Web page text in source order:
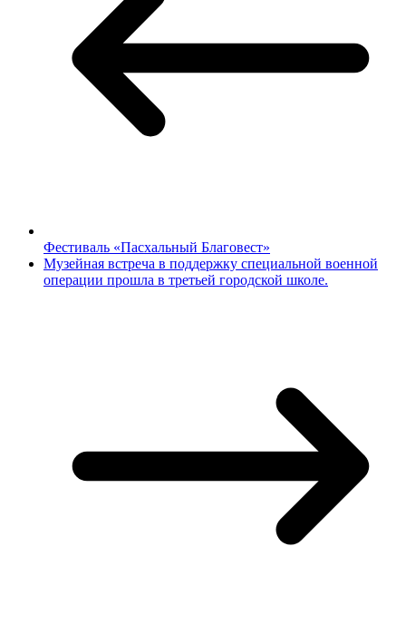
Фестиваль «Пасхальный Благовест»
Музейная встреча в поддержку специальной военной
операции прошла в третьей городской школе.